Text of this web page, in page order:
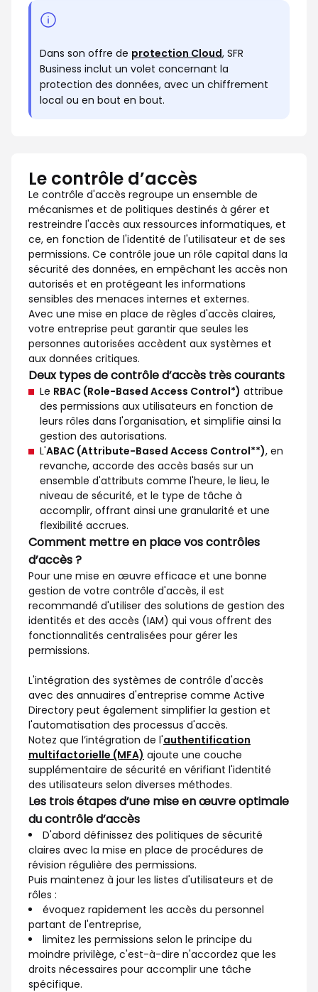
Dans son offre de protection Cloud, SFR
Business inclut un volet concernant la
protection des données, avec un chiffrement
local ou en bout en bout.
Le contrôle d’accès
Le contrôle d'accès regroupe un ensemble de
mécanismes et de politiques destinés à gérer et
restreindre l'accès aux ressources informatiques, et
ce, en fonction de l'identité de l'utilisateur et de ses
permissions. Ce contrôle joue un rôle capital dans la
sécurité des données, en empêchant les accès non
autorisés et en protégeant les informations
sensibles des menaces internes et externes.
Avec une mise en place de règles d'accès claires,
votre entreprise peut garantir que seules les
personnes autorisées accèdent aux systèmes et
aux données critiques.
Deux types de contrôle d’accès très courants
Le RBAC (Role-Based Access Control*) attribue
des permissions aux utilisateurs en fonction de
leurs rôles dans l'organisation, et simplifie ainsi la
gestion des autorisations.
L'ABAC (Attribute-Based Access Control**), en
revanche, accorde des accès basés sur un
ensemble d'attributs comme l'heure, le lieu, le
niveau de sécurité, et le type de tâche à
accomplir, offrant ainsi une granularité et une
flexibilité accrues.
Comment mettre en place vos contrôles
d’accès ?
Pour une mise en œuvre efficace et une bonne
gestion de votre contrôle d'accès, il est
recommandé d'utiliser des solutions de gestion des
identités et des accès (IAM) qui vous offrent des
fonctionnalités centralisées pour gérer les
permissions.
L'intégration des systèmes de contrôle d'accès
avec des annuaires d'entreprise comme Active
Directory peut également simplifier la gestion et
l'automatisation des processus d'accès.
Notez que l’intégration de l'authentification
multifactorielle (MFA) ajoute une couche
supplémentaire de sécurité en vérifiant l'identité
des utilisateurs selon diverses méthodes.
Les trois étapes d’une mise en œuvre optimale
du contrôle d’accès
D'abord définissez des politiques de sécurité
claires avec la mise en place de procédures de
révision régulière des permissions.
Puis maintenez à jour les listes d'utilisateurs et de
rôles :
évoquez rapidement les accès du personnel
partant de l'entreprise,
limitez les permissions selon le principe du
moindre privilège, c'est-à-dire n'accordez que les
droits nécessaires pour accomplir une tâche
spécifique.